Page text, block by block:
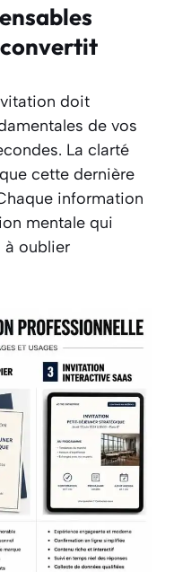
doit
de vos
La clarté
cette dernière
information
mentale qui
à oublier